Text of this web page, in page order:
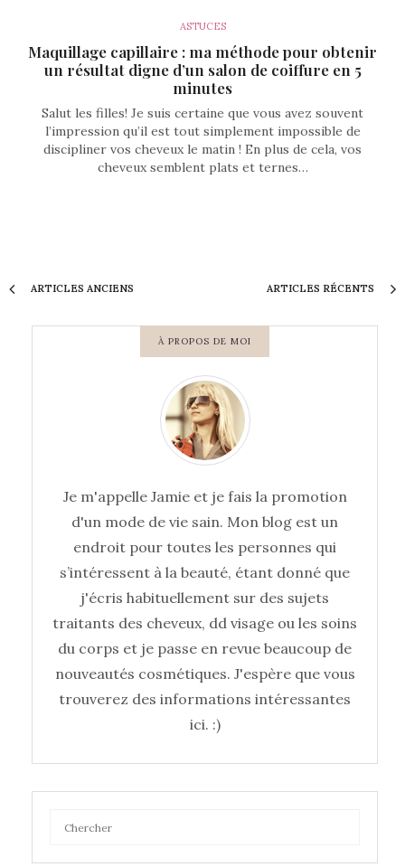
ASTUCES
Maquillage capillaire : ma méthode pour obtenir
un résultat digne d’un salon de coiffure en 5
minutes
Salut les filles! Je suis certaine que vous avez souvent
l’impression qu’il est tout simplement impossible de
discipliner vos cheveux le matin ! En plus de cela, vos
cheveux semblent plats et ternes…
ARTICLES ANCIENS ARTICLES RÉCENTS
À PROPOS DE MOI
Je m'appelle Jamie et je fais la promotion
d'un mode de vie sain. Mon blog est un
endroit pour toutes les personnes qui
s’intéressent à la beauté, étant donné que
j'écris habituellement sur des sujets
traitants des cheveux, dd visage ou les soins
du corps et je passe en revue beaucoup de
nouveautés cosmétiques. J'espère que vous
trouverez des informations intéressantes
ici. :)